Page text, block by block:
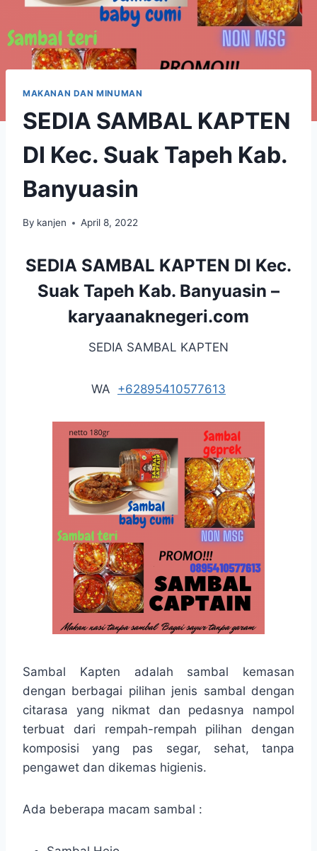
MAKANAN DAN MINUMAN
SEDIA SAMBAL KAPTEN
DI Kec. Suak Tapeh Kab.
Banyuasin
By kanjen April 8, 2022
SEDIA SAMBAL KAPTEN DI Kec.
Suak Tapeh Kab. Banyuasin –
karyaanaknegeri.com
SEDIA SAMBAL KAPTEN
WA +62895410577613
Sambal Kapten adalah sambal kemasan
dengan berbagai pilihan jenis sambal dengan
citarasa yang nikmat dan pedasnya nampol
terbuat dari rempah-rempah pilihan dengan
komposisi yang pas segar, sehat, tanpa
pengawet dan dikemas higienis.
Ada beberapa macam sambal :